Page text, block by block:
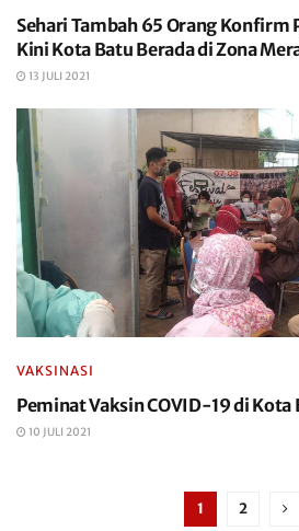
Sehari Tambah 65 Orang Konfirm
Kini Kota Batu Berada di Zona
13 JULI 2021
VAKSINASI
Peminat Vaksin COVID-19 di
10 JULI 2021
1 2